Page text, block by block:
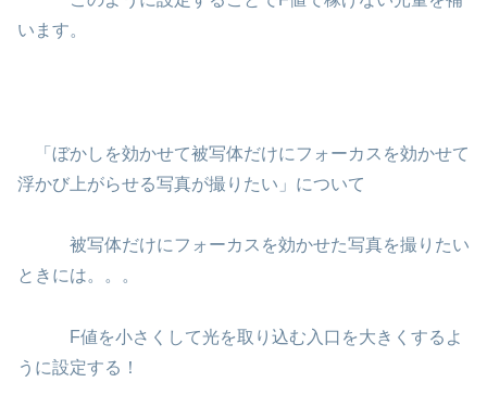
います。
「ぼかしを効かせて被写体だけにフォーカスを効かせて
浮かび上がらせる写真が撮りたい」について
被写体だけにフォーカスを効かせた写真を撮りたい
ときには。。。
F値を小さくして光を取り込む入口を大きくするよ
うに設定する！